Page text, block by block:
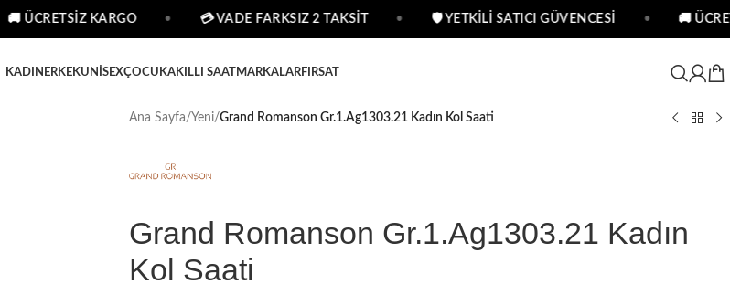
🚚 ÜCRETSİZ KARGO 💳 VADE FARKSIZ 2 TAKSİT 🛡 YETKİLİ SATICI GÜVENCESİ 🚚
KADIN ERKEKUNISEXÇOCUKAKILLI SAATMARKALARFIRSAT
Ana Sayfa/Yeni/Grand Romanson Gr.1.Ag1303.21 Kadın Kol Saati
Grand Romanson Gr.1.Ag1303.21 Kadın
Kol Saati